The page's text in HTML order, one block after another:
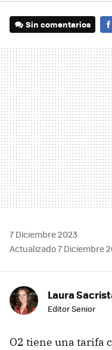
Sin comentarios
7 Diciembre 2023
Actualizado 7 Diciembre
Laura
Editor Senior
O2 tiene una tarifa